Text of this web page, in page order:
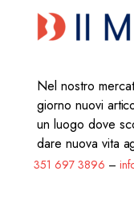
Nel nostro
giorno nuovi
un luogo dove
dare nuova vita
351 697 3896 –